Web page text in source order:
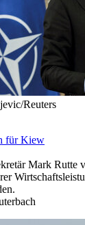
Reuters
für Kiew
Mark Rutte